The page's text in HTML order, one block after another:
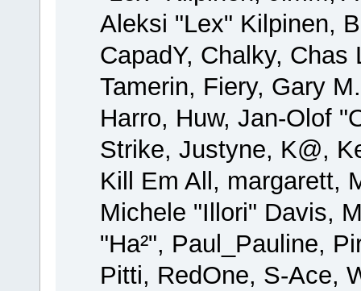
Aleksi "Lex" Kilpinen,
CapadY, Chalky,
Tamerin, Fiery, Gary
Harro, Huw, Jan-Olof
Strike, Justyne, K@,
Kill Em All, margarett,
Michele "Illori" Davis,
"Ha²", Paul_Pauline,
Pitti, RedOne, S-Ace,